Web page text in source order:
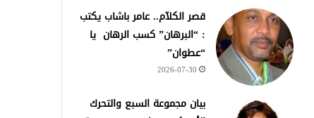
قصر الكلآم.. عامر باشاب يكتب
: “البرهان” كسب الرهان يا
“عطوان”
2026-07-30
بيان مجموعة السبع والتحرك